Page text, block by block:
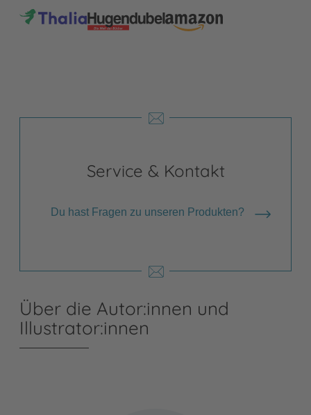
Service & Kontakt
Du hast Fragen zu unseren Produkten?
Über die Autor:innen und
Illustrator:innen